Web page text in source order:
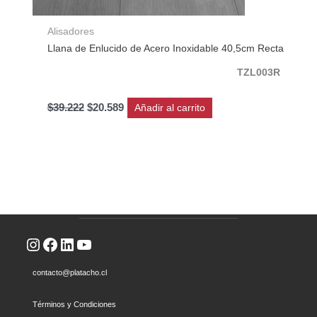
Alisadores
Llana de Enlucido de Acero Inoxidable 40,5cm Recta
TZL003R
$39.222 $20.589 Añadir al carrito
Instagram
Facebook
LinkedIn
YouTube
contacto@platacho.cl
Términos y Condiciones